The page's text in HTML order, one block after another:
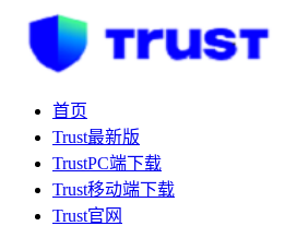
首页
Trust最新版
TrustPC端下载
Trust移动端下载
Trust官网